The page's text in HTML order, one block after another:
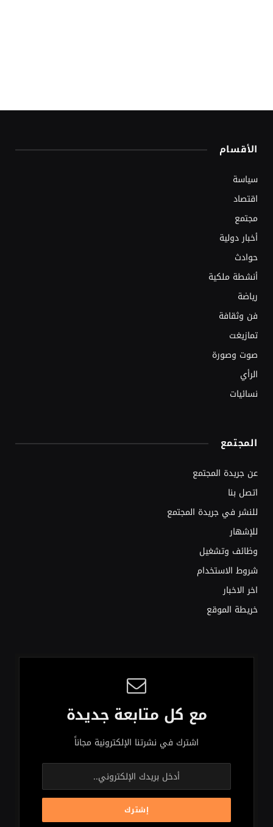
الأقسام
سياسة
اقتصاد
مجتمع
أخبار دولية
حوادث
أنشطة ملكية
رياضة
فن وثقافة
تمازيغت
صوت وصورة
الرأي
نسائيات
المجتمع
عن جريدة المجتمع
اتصل بنا
للنشر في جريدة المجتمع
للإشهار
وظائف وتشغيل
شروط الاستخدام
اخر الاخبار
خريطة الموقع
مع كل متابعة جديدة
اشترك في نشرتنا الإلكترونية مجاناً